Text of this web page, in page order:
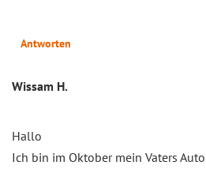
Antworten
Wissam H.
Hallo
Ich bin im Oktober mein Vaters